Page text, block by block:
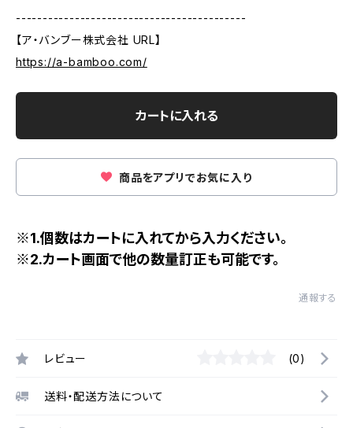
-------------------------------------------
【ア・バンブー株式会社 URL】
https://a-bamboo.com/
カートに入れる
商品をアプリでお気に入り
※1.個数はカートに入れてから入力ください。
※2.カート画面で他の数量訂正も可能です。
通報する
レビュー (0)
送料・配送方法について